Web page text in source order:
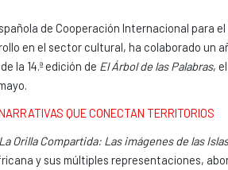
de Cooperación Internacional para el
en el sector cultural, ha colaborado un
la 14.ª edición de El Árbol de las Palabras,
QUE CONECTAN TERRITORIOS
La Orilla Compartida: Las imágenes de las
y sus múltiples representaciones,